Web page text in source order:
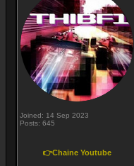
Joined: 14 Sep 2023
Posts: 645
👉Chaine Youtube